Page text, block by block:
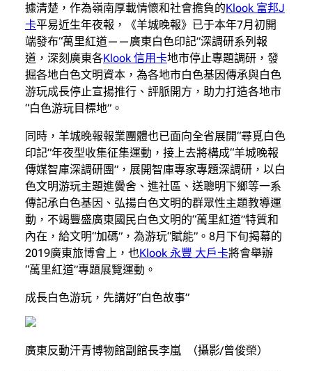
據清楚，作為嶺南厚載情懷和社會擔負的Klook 富邦J
卡平易近生年夜報，《羊城晚報》已于本年7月初開
端發布“萬里紅道——廣東白色印記”深調研系列報
道，深刻廣東各Klook 信用卡地市停止專題調研，發
掘各地白色文明資本，為各地市白色基因傳承與白色
游玩成長停止宣揚推行、評脈開方，助力打造各地市
“白色游玩目標地”。
同時，羊城晚報報業團體也已面向全省展開“尋覓白色
印記”年夜型收集征集運動，接上去將構成“羊城晚報
傳媒智庫深調研團”，展開智庫專家專題深調研，以白
色文明游玩主題進黌舍、進社區、送聰明下鄉等一系
傳記承白色基因、弘揚白色文明的群眾性主題教導運
動，不竭豐盛廣東國民白色文明的“萬里紅道”特質和
內在，給文明“加碼”，為游玩“賦能”。8月下旬揭幕的
2019廣東旅博會上，也Klook 永豐 大戶卡將會舉辦
“萬里紅道”專題展覽運動。
成長白色游玩，先講好“白色故事”
廣東反動汗青博物館副館長李嵐 （攝影/曾俊榮）